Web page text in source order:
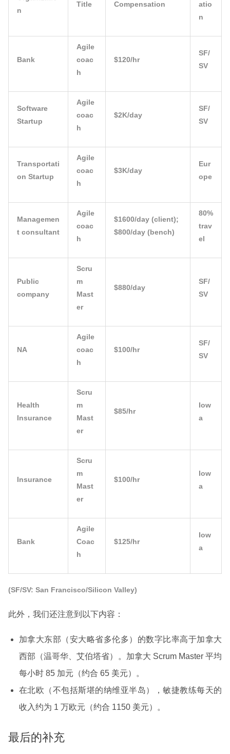
n
Title Compensation
atio
n
Bank
Agile
coac
h
$120/hr
SF/
SV
Software
Startup
Agile
coac
h
$2K/day
SF/
SV
Transportati
on Startup
Agile
coac
h
$3K/day
Eur
ope
Managemen
t consultant
Agile
coac
h
$1600/day (client);
$800/day (bench)
80%
trav
el
Public
company
Scru
m
Mast
er
$880/day
SF/
SV
NA
Agile
coac
h
$100/hr
SF/
SV
Health
Insurance
Scru
m
Mast
er
$85/hr
Iow
a
Insurance
Scru
m
Mast
er
$100/hr
Iow
a
Bank
Agile
Coac
h
$125/hr
Iow
a
(SF/SV: San Francisco/Silicon Valley)
此外，我们还注意到以下内容：
加拿大东部（安大略省多伦多）的数字比率高于加拿大
西部（温哥华、艾伯塔省）。加拿大 Scrum Master 平均
每小时 85 加元（约合 65 美元）。
在北欧（不包括斯堪的纳维亚半岛），敏捷教练每天的
收入约为 1 万欧元（约合 1150 美元）。
最后的补充